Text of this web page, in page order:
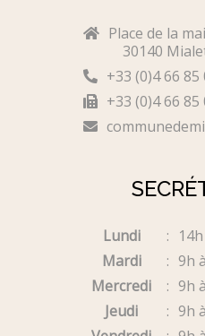
Place de la
30140
+33 (0)4 66 85
+33 (0)4 66 85
Lundi
Mardi
9h
Mercredi
9h
Jeudi
9h